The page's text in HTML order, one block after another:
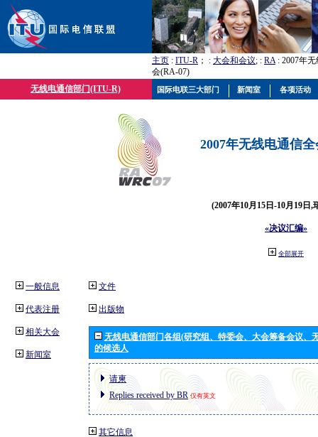
主页 : ITU-R ； : 大会和会议; : RA: 2007年
会(RA-07)
无线电通信部门(ITU-R)
2007年无线电通信
(2007年10月15日-10月19日,
«决议汇编»
全部展开
一般信息
代表注册
相关大会
新闻室
文件
出版物
无线电通信部门各组(研究组、特委会、大会筹备会议、
的候选人
请柬
Replies received by BR 仅有英文
其它信息
国际电联三大部门 新闻室 各项活动